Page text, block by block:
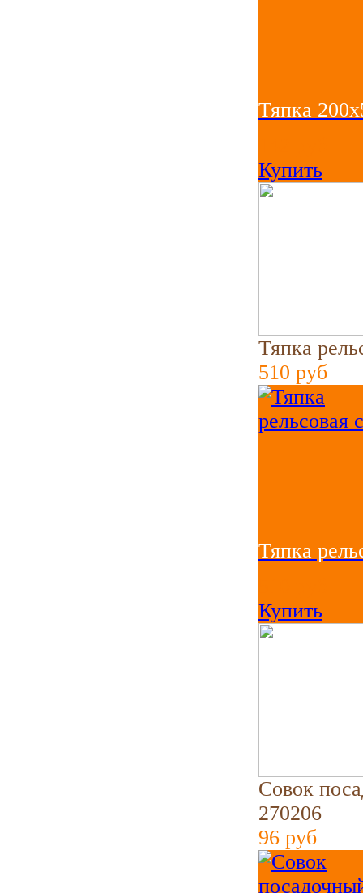
Тяпка
Купить
Тяпка
510 руб
Тяпка
Купить
Совок
270206
96 руб